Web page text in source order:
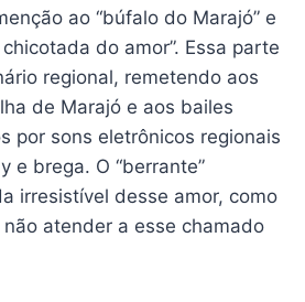
ao “búfalo do Marajó” e
do amor”. Essa parte
regional, remetendo aos
de Marajó e aos bailes
por sons eletrônicos regionais
e brega. O “berrante”
irresistível desse amor, como
atender a esse chamado